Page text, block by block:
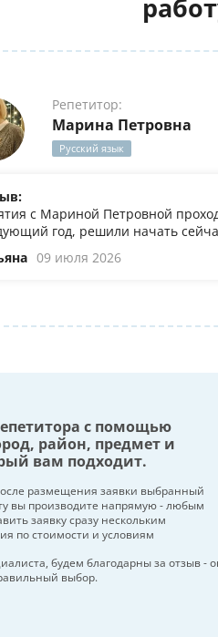
Репетитор:
Марина Петровна
Русский язык
с Мариной Петровной
год, решили начать
09 июля 2026
с помощью
район, предмет и
вам подходит.
размещения заявки выбранный
вы производите напрямую - любым
заявку сразу нескольким
по стоимости и условиям
будем благодарны за отзыв -
выбор.